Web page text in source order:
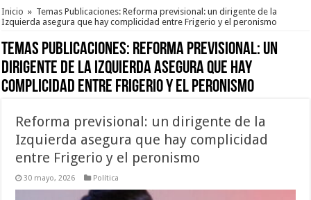
Inicio » Temas Publicaciones: Reforma previsional: un dirigente de la
Izquierda asegura que hay complicidad entre Frigerio y el peronismo
Temas Publicaciones: Reforma previsional: un
dirigente de la Izquierda asegura que hay
complicidad entre Frigerio y el peronismo
Reforma previsional: un dirigente de la
Izquierda asegura que hay complicidad
entre Frigerio y el peronismo
30 mayo, 2026 Política